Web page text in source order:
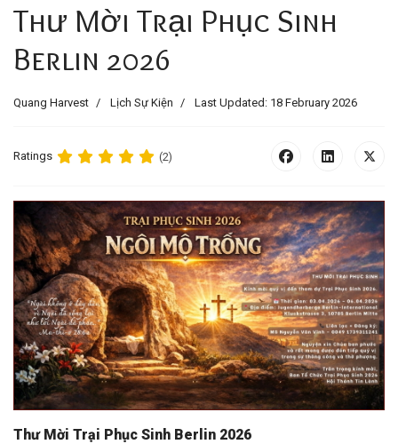
Thư Mời Trại Phục Sinh
Berlin 2026
Quang Harvest Lịch Sự Kiện Last Updated: 18 February 2026
Ratings (2)
Thư Mời Trại Phục Sinh Berlin 2026